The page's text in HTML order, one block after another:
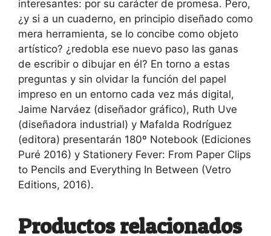
interesantes: por su carácter de promesa. Pero,
¿y si a un cuaderno, en principio diseñado como
mera herramienta, se lo concibe como objeto
artístico? ¿redobla ese nuevo paso las ganas
de escribir o dibujar en él? En torno a estas
preguntas y sin olvidar la función del papel
impreso en un entorno cada vez más digital,
Jaime Narváez (diseñador gráfico), Ruth Uve
(diseñadora industrial) y Mafalda Rodríguez
(editora) presentarán 180º Notebook (Ediciones
Puré 2016) y Stationery Fever: From Paper Clips
to Pencils and Everything In Between (Vetro
Editions, 2016).
Productos relacionados